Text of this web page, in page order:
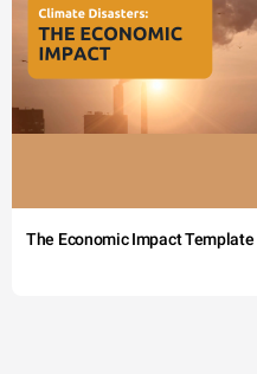
The Economic Impact Template